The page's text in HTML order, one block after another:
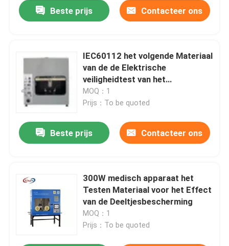
Beste prijs Contacteer ons
IEC60112 het volgende Materiaal
van de de Elektrische
veiligheidtest van het
Indexmeetapparaat
MOQ：1
Prijs：To be quoted
Beste prijs Contacteer ons
300W medisch apparaat het
Testen Materiaal voor het Effect
van de Deeltjesbescherming
MOQ：1
Prijs：To be quoted